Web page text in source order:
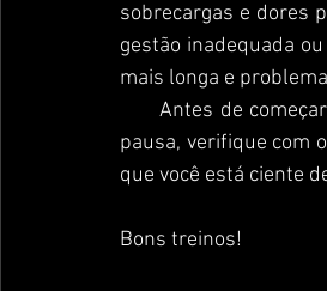
sobrecargas e dores
gestão inadequada
mais longa e
      Antes de começar uma nova rotina de fitness ou até mesmo retomar depois de uma longa
pausa, verifique com
que você está ciente
Bons treinos!